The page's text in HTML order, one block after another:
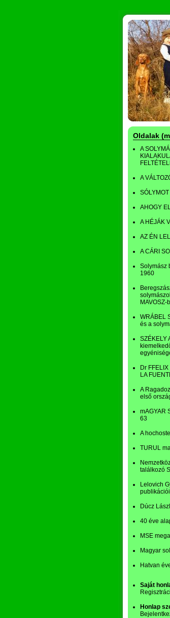
Oldalak
A
A
SÓLYMOT
AHOGY
A HÉJÁK
AZ ÉN
A CÁRI
Solymász
1960
MAVOSZ-
WRÁBEL
és a
SZÉKELY
Dr
LA
A
első
mAGYAR
63
A
TURUL
találkozó
Lelovich
Dúcz
40 éve
MSE
Magyar
Hatvan
Saját
Honlap